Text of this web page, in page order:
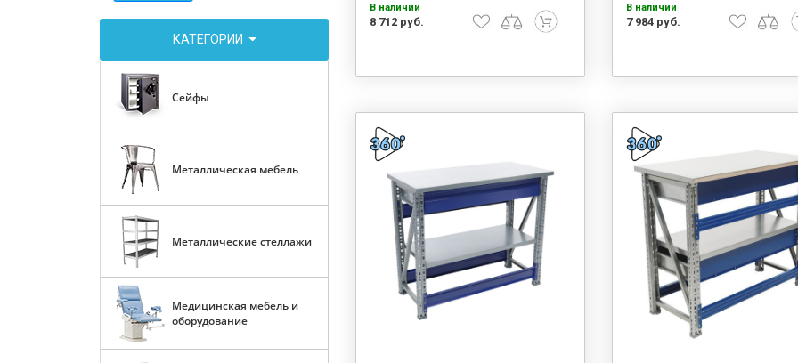
КАТЕГОРИИ
Сейфы
Металлическая мебель
Металлические стеллажи
Медицинская мебель и
оборудование
В наличии
8 712 руб.
В наличии
7 984 руб.